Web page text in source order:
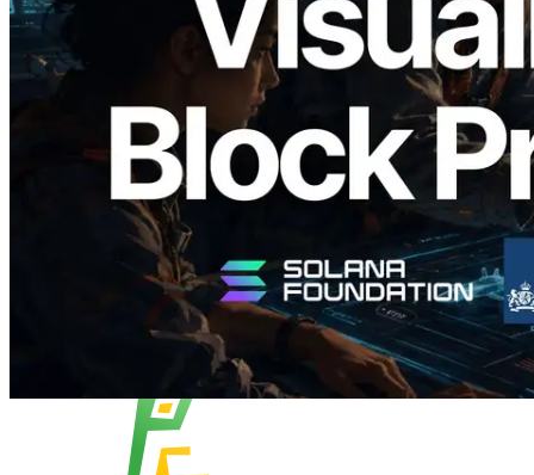
Analyzer — 以 slot 為單位視覺化區塊生
成時間與負責驗證者